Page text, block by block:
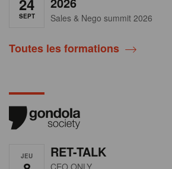
SEPT Sales & Nego summit 2026
Toutes les formations
JEU RET-TALK
CEO ONLY